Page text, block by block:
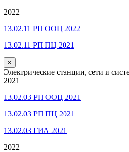
2022
13.02.11 РП ООЦ 2022
13.02.11 РП ПЦ 2021
×
Электрические станции, сети и
2021
13.02.03 РП ООЦ 2021
13.02.03 РП ПЦ 2021
13.02.03 ГИА 2021
2022